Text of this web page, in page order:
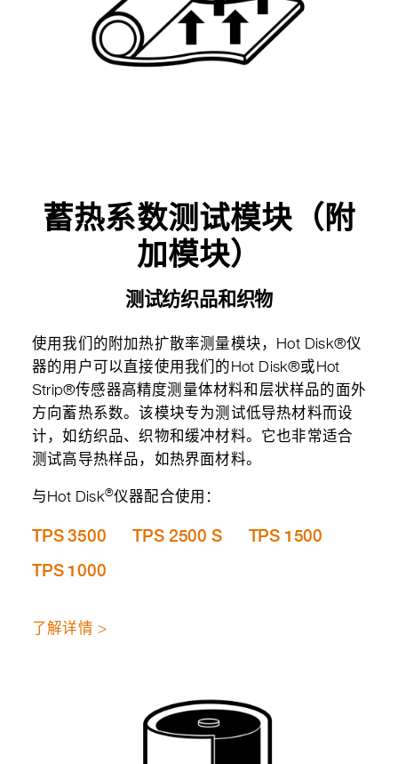
蓄热系数测试模块（附
加模块）
测试纺织品和织物
使用我们的附加热扩散率测量模块，Hot Disk®仪
器的用户可以直接使用我们的Hot Disk®或Hot
Strip®传感器高精度测量体材料和层状样品的面外
方向蓄热系数。该模块专为测试低导热材料而设
计，如纺织品、织物和缓冲材料。它也非常适合
测试高导热样品，如热界面材料。
与Hot Disk®仪器配合使用：
TPS 3500 TPS 2500 S
TPS 1500
TPS 1000
了解详情 >